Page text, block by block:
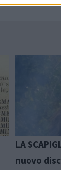
LA
nuovo